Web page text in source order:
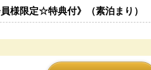
様限定☆特典付》（素泊まり）